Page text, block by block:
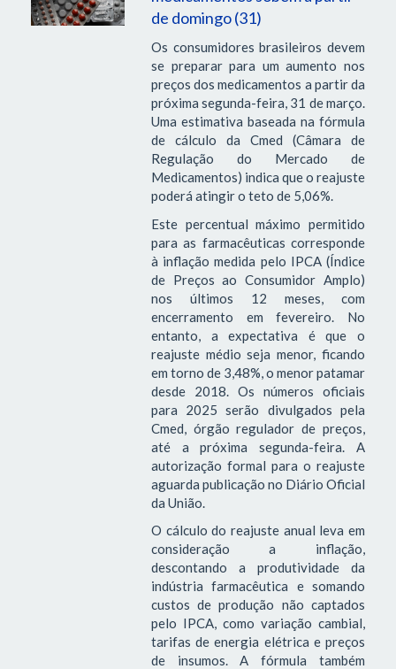
de domingo (31)
Os consumidores brasileiros devem
se preparar para um aumento nos
preços dos medicamentos a partir da
próxima segunda-feira, 31 de março.
Uma estimativa baseada na fórmula
de cálculo da Cmed (Câmara de
Regulação do Mercado de
Medicamentos) indica que o reajuste
poderá atingir o teto de 5,06%.
Este percentual máximo permitido
para as farmacêuticas corresponde
à inflação medida pelo IPCA (Índice
de Preços ao Consumidor Amplo)
nos últimos 12 meses, com
encerramento em fevereiro. No
entanto, a expectativa é que o
reajuste médio seja menor, ficando
em torno de 3,48%, o menor patamar
desde 2018. Os números oficiais
para 2025 serão divulgados pela
Cmed, órgão regulador de preços,
até a próxima segunda-feira. A
autorização formal para o reajuste
aguarda publicação no Diário Oficial
da União.
O cálculo do reajuste anual leva em
consideração a inflação,
descontando a produtividade da
indústria farmacêutica e somando
custos de produção não captados
pelo IPCA, como variação cambial,
tarifas de energia elétrica e preços
de insumos. A fórmula também